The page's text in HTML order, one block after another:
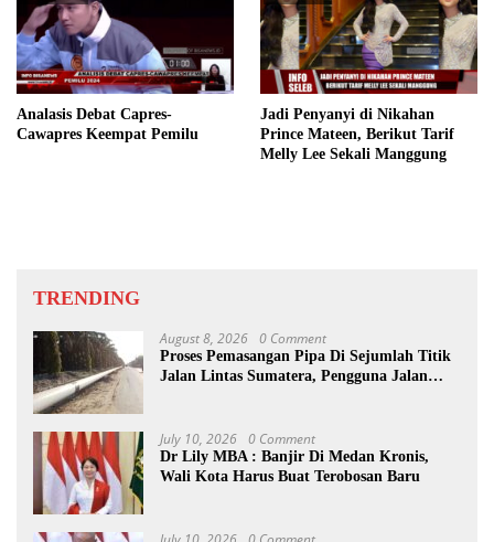
Analasis Debat Capres-
Cawapres Keempat Pemilu
Jadi Penyanyi di Nikahan
Prince Mateen, Berikut Tarif
Melly Lee Sekali Manggung
TRENDING
August 8, 2026 0 Comment
Proses Pemasangan Pipa Di Sejumlah Titik
Jalan Lintas Sumatera, Pengguna Jalan
July 10, 2026 0 Comment
Dr Lily MBA : Banjir Di Medan Kronis,
Wali Kota Harus Buat Terobosan Baru